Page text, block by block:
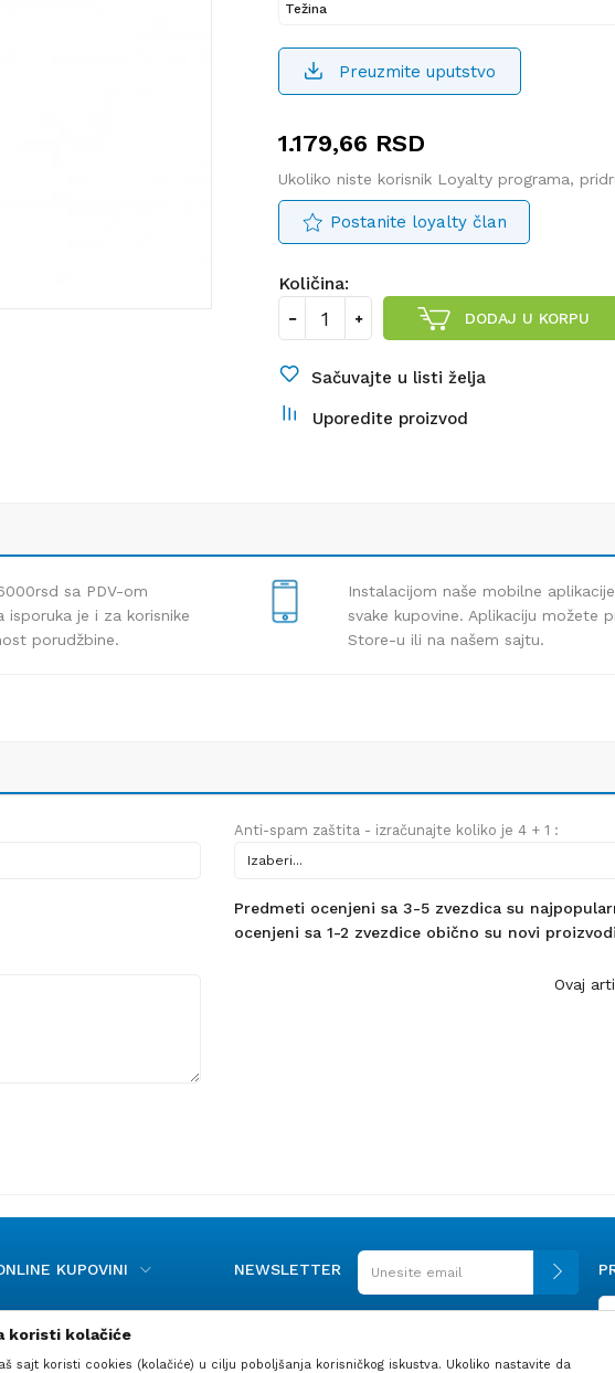
Težina
Preuzmite uputstvo
1.179,66 RSD
Ukoliko niste korisnik Loyalty programa,
Postanite loyalty član
Količina:
DODAJ U KORPU
Sačuvajte u listi želja
Uporedite proizvod
sa PDV-om
je i za korisnike
porudžbine.
Instalacijom naše mobilne
svake kupovine. Aplikaciju možete
Store-u ili na našem sajtu.
Anti-spam zaštita - izračunajte koliko je 4 + 1 :
Predmeti ocenjeni sa 3-5 zvezdica su
ocenjeni sa 1-2 zvezdice obično su novi
Ovaj
KUPOVINI NEWSLETTER
koristi kolačiće
sajt koristi cookies (kolačiće) u cilju poboljšanja korisničkog iskustva. Ukoliko nastavite da